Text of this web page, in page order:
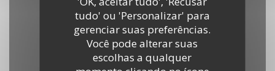
tudo' ou 'Personalizar' para
gerenciar suas preferências.
Você pode alterar suas
escolhas a qualquer